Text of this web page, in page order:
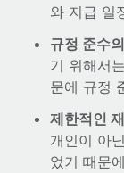
와 지급 일
규정 준수
기 위해서
문에 규정
제한적인
개인이 아
었기 때문